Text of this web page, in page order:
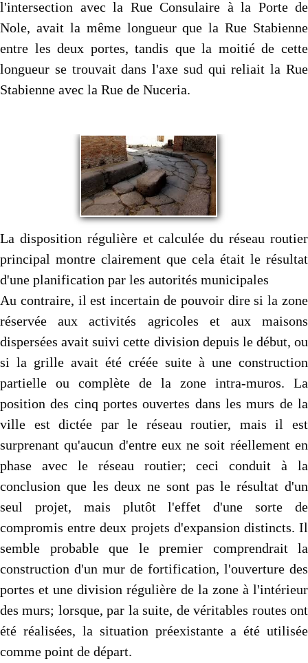
l'intersection avec la Rue Consulaire à la Porte de
Nole, avait la même longueur que la Rue Stabienne
entre les deux portes, tandis que la moitié de cette
longueur se trouvait dans l'axe sud qui reliait la Rue
Stabienne avec la Rue de Nuceria.
La disposition régulière et calculée du réseau routier
principal montre clairement que cela était le résultat
d'une planification par les autorités municipales
Au contraire, il est incertain de pouvoir dire si la zone
réservée aux activités agricoles et aux maisons
dispersées avait suivi cette division depuis le début, ou
si la grille avait été créée suite à une construction
partielle ou complète de la zone intra-muros. La
position des cinq portes ouvertes dans les murs de la
ville est dictée par le réseau routier, mais il est
surprenant qu'aucun d'entre eux ne soit réellement en
phase avec le réseau routier; ceci conduit à la
conclusion que les deux ne sont pas le résultat d'un
seul projet, mais plutôt l'effet d'une sorte de
compromis entre deux projets d'expansion distincts. Il
semble probable que le premier comprendrait la
construction d'un mur de fortification, l'ouverture des
portes et une division régulière de la zone à l'intérieur
des murs; lorsque, par la suite, de véritables routes ont
été réalisées, la situation préexistante a été utilisée
comme point de départ.